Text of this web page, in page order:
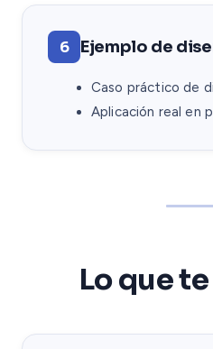
6 Ejemplo de
Caso práctico de
Aplicación real en
Lo que